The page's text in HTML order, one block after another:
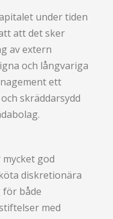
under tiden
att det sker
av extern
och långvariga
ett
skräddarsydd
god
diskretionära
både
med